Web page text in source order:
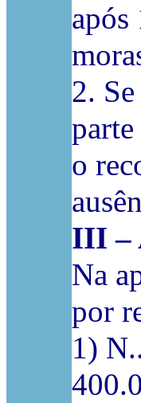
após
2.
o
III –
Na
por
1)